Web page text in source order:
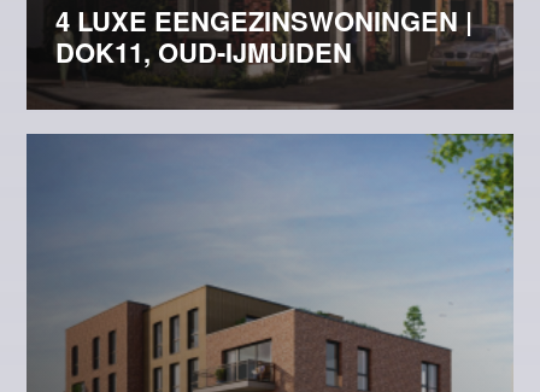
4 LUXE EENGEZINSWONINGEN |
DOK11, OUD-IJMUIDEN